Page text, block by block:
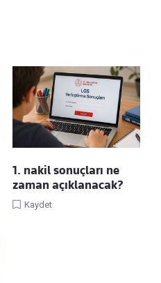
1. nakil sonuçları ne
zaman açıklanacak?
Kaydet